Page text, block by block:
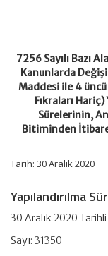
Fıkraları
Hariç)
Yer
Alan
Başvuru
ve
Ödeme
Sürelerin
İtibaren
7256 Sayılı Bazı
Kanunlarda
Maddesi ile 4
Fıkraları
Sürelerinin,
Bitiminden
Tarih: 30 Aralık 2020
Yapılandırılma
30 Aralık 2020
Sayı: 31350